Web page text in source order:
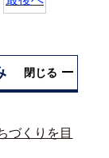
閉じる
づくりを目